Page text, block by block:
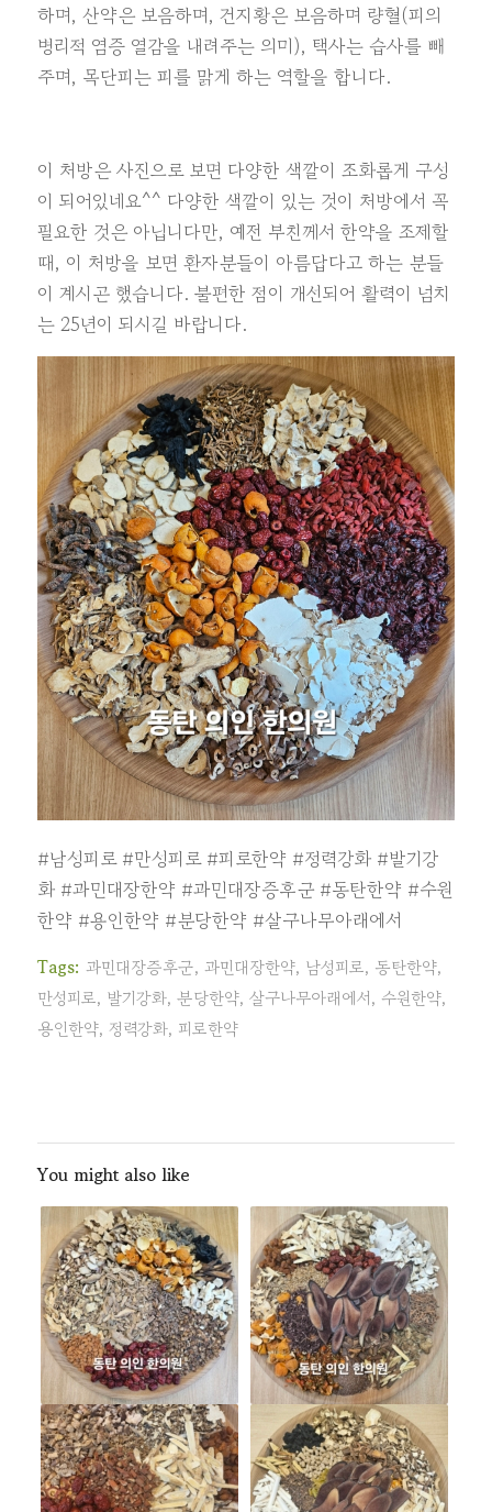
하며, 산약은 보음하며, 건지황은 보음하며 량혈(피의
병리적 염증 열감을 내려주는 의미), 택사는 습사를 빼
주며, 목단피는 피를 맑게 하는 역할을 합니다.
이 처방은 사진으로 보면 다양한 색깔이 조화롭게 구성
이 되어있네요^^ 다양한 색깔이 있는 것이 처방에서 꼭
필요한 것은 아닙니다만, 예전 부친께서 한약을 조제할
때, 이 처방을 보면 환자분들이 아름답다고 하는 분들
이 계시곤 했습니다. 불편한 점이 개선되어 활력이 넘치
는 25년이 되시길 바랍니다.
#남성피로 #만성피로 #피로한약 #정력강화 #발기강
화 #과민대장한약 #과민대장증후군 #동탄한약 #수원
한약 #용인한약 #분당한약 #살구나무아래에서
Tags: 과민대장증후군, 과민대장한약, 남성피로, 동탄한약,
만성피로, 발기강화, 분당한약, 살구나무아래에서, 수원한약,
용인한약, 정력강화, 피로한약
You might also like